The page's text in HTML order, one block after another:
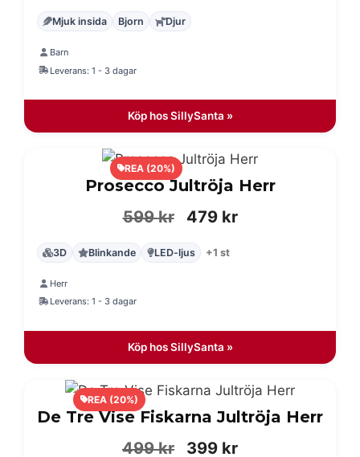
ursprungliga
Mjuk insida Bjorn Djur
Barn
Leverans: 1 - 3 dagar
Köp hos SillySanta »
REA (20%)
Prosecco Jultröja Herr
599kr
Det
ursprungliga
priset
479 krDet
3D Blinkande LED-ljus +1 st
Herr
Leverans: 1 - 3 dagar
Köp hos SillySanta »
REA (20%)
De Tre Vise Fiskarna Jultröja Herr
499kr
Det
399 krDet